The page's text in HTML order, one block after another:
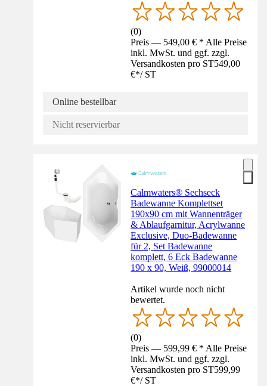
(0)
Preis — 549,00 € * Alle Preise
inkl. MwSt. und ggf. zzgl.
Versandkosten pro ST549,00
€*/ ST
Online bestellbar
Nicht reservierbar
Calmwaters® Sechseck
Badewanne Komplettset
190x90 cm mit Wannenträger
& Ablaufgarnitur, Acrylwanne
Exclusive, Duo-Badewanne
für 2, Set Badewanne
komplett, 6 Eck Badewanne
190 x 90, Weiß, 99000014
Artikel wurde noch nicht
bewertet.
(0)
Preis — 599,99 € * Alle Preise
inkl. MwSt. und ggf. zzgl.
Versandkosten pro ST599,99
€*/ ST